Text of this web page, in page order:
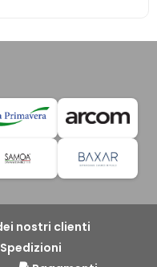
nostri clienti
Spedizioni